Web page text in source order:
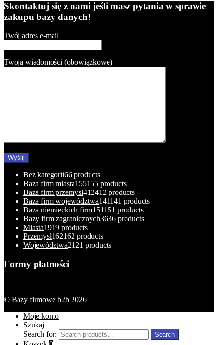
Skontaktuj się z nami jeśli masz pytania w sprawie
zakupu bazy danych!
Twój adres e-mail
Twoja wiadomości (obowiązkowe)
Bez kategorii66 products
Baza firm miasta155155 products
Baza firm przemysł412412 products
Baza firm województwa141141 products
Baza niemieckich firm151151 products
Bazy firm zagranicznych3636 products
Miasta1919 products
Przemysł162162 products
Województwa21 21 products
Formy płatności
© Bazy firmowe b2b 2026
Moje konto
Szukaj
Search for:
Search